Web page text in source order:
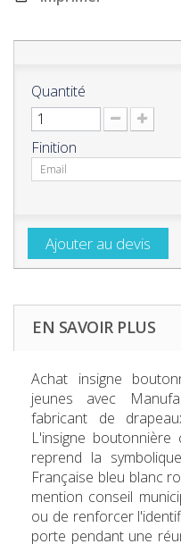
Quantité
Finition
Email
Ajouter au devis
EN SAVOIR PLUS
Achat insigne
jeunes avec
fabricant de
L'insigne boutonnière
reprend la
Française bleu blanc
mention conseil
ou de renforcer
porte pendant une